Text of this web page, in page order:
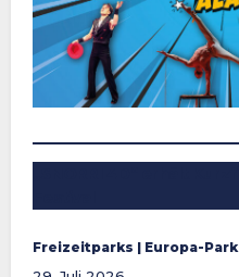
Freizeitparks | Europa-Park